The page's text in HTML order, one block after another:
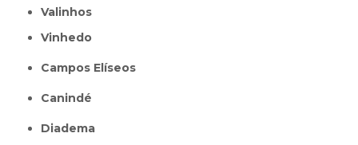
Valinhos
Vinhedo
Campos Elíseos
Canindé
Diadema